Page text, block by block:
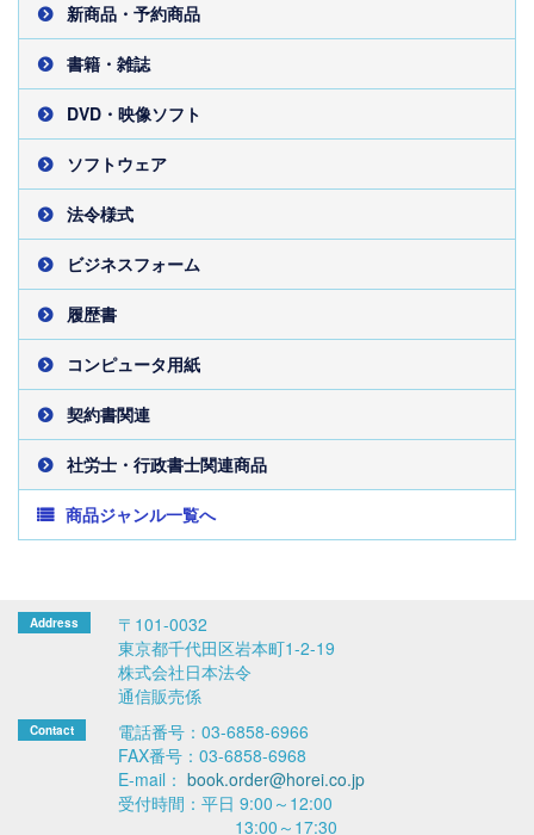
新商品・予約商品
書籍・雑誌
DVD・映像ソフト
ソフトウェア
法令様式
ビジネスフォーム
履歴書
コンピュータ用紙
契約書関連
社労士・行政書士関連商品
商品ジャンル一覧へ
〒101-0032
東京都千代田区岩本町1-2-19
株式会社日本法令
通信販売係
電話番号：03-6858-6966
FAX番号：03-6858-6968
E-mail： book.order@horei.co.jp
受付時間：平日 9:00～12:00
13:00～17:30